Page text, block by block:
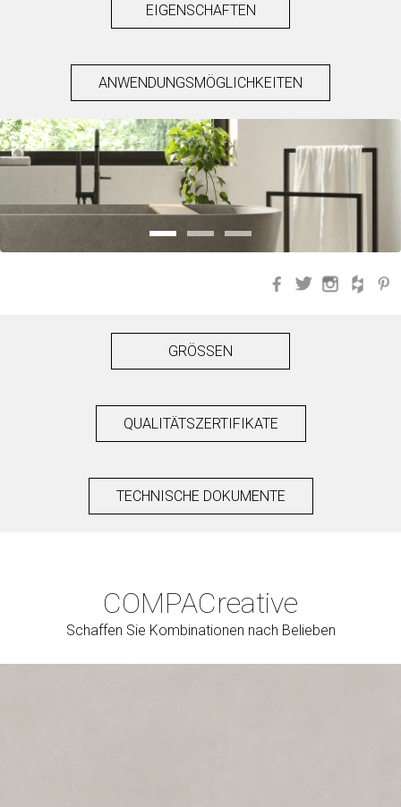
EIGENSCHAFTEN
ANWENDUNGSMÖGLICHKEITEN
Facebook
Twitter
GRÖSSEN
QUALITÄTSZERTIFIKATE
TECHNISCHE DOKUMENTE
COMPACreative
Schaffen Sie Kombinationen nach Belieben